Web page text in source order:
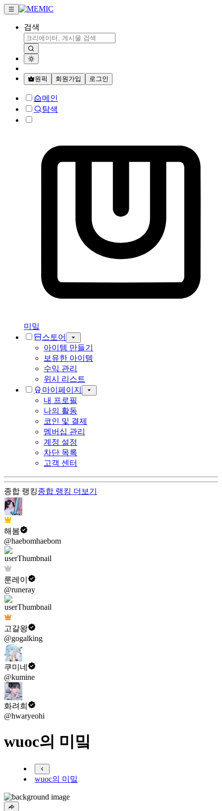
검색
원픽 회원가입 로그인
메인
탐색
미밐
스토어
아이템 만들기
보유한 아이템
수익 관리
위시 리스트
마이페이지
내 프로필
나의 활동
코인 및 결제
멤버십 관리
계정 설정
차단 목록
고객 센터
종합 랭킹종합 랭킹 더보기
해봄
@haebomhaebom
룬레이
@runeray
고갈왕
@gogalking
쿠미네
@kumine
화려희
@hwaryeohi
wuoc의 미밐
wuoc의 미밐